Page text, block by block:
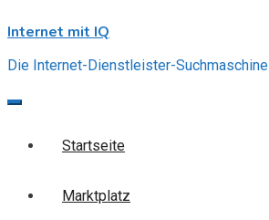
to
Internet mit IQ
Die Internet-Dienstleister-Suchmaschine
Startseite
Marktplatz